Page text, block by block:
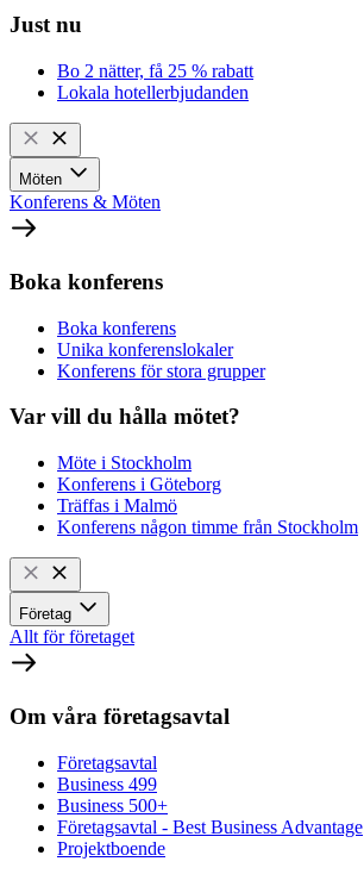
Just nu
Bo 2 nätter, få 25 % rabatt
Lokala hotellerbjudanden
Möten
Konferens & Möten
Boka konferens
Boka konferens
Unika konferenslokaler
Konferens för stora grupper
Var vill du hålla mötet?
Möte i Stockholm
Konferens i Göteborg
Träffas i Malmö
Konferens någon timme från Stockholm
Företag
Allt för företaget
Om våra företagsavtal
Företagsavtal
Business 499
Business 500+
Företagsavtal - Best Business Advantage
Projektboende